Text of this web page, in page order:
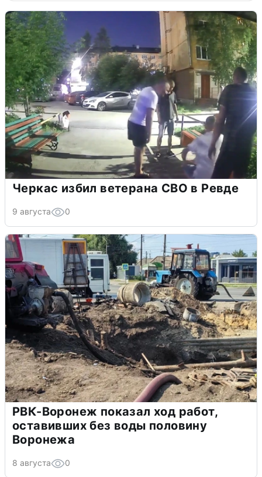
Черкас избил ветерана СВО в Ревде
9 августа 0
РВК-Воронеж показал ход работ,
оставивших без воды половину
Воронежа
8 августа 0